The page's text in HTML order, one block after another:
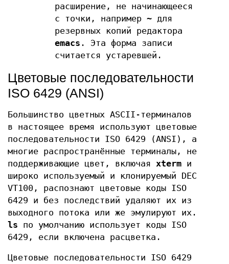
расширение, не начинающееся
с точки, например ~для
резервных копий редактора
emacs . Эта форма записи
считается устаревшей.
Цветовые последовательности
ISO 6429 (ANSI)
Большинство цветных ASCII-терминалов
в настоящее время используют цветовые
последовательности ISO 6429 (ANSI), а
многие распространённые терминалы, не
поддерживающие цвет, включая xterm и
широко используемый и клонируемый DEC
VT100, распознают цветовые коды ISO
6429 и без последствий удаляют их из
выходного потока или же эмулируют их.
ls по умолчанию использует коды ISO
6429, если включена расцветка.
Цветовые последовательности ISO 6429